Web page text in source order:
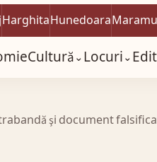
HarghitaHunedoara
Cultură⌄Locuri⌄
şi document